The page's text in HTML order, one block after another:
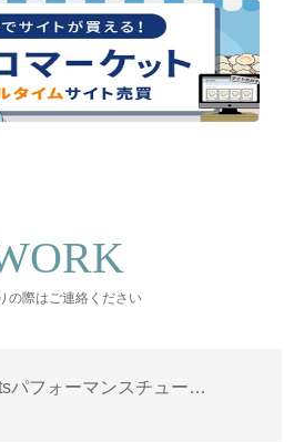
の際はご連絡ください
パフォーマンスチュー…